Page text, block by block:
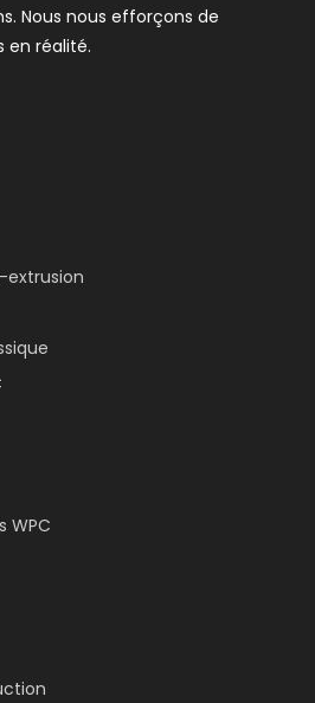
Nous nous efforçons de
en réalité.
WPC